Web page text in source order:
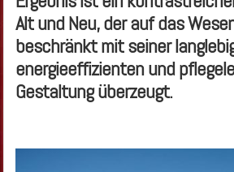
Alt und Neu, der auf das
beschränkt mit seiner
energieeffizienten und
Gestaltung überzeugt.